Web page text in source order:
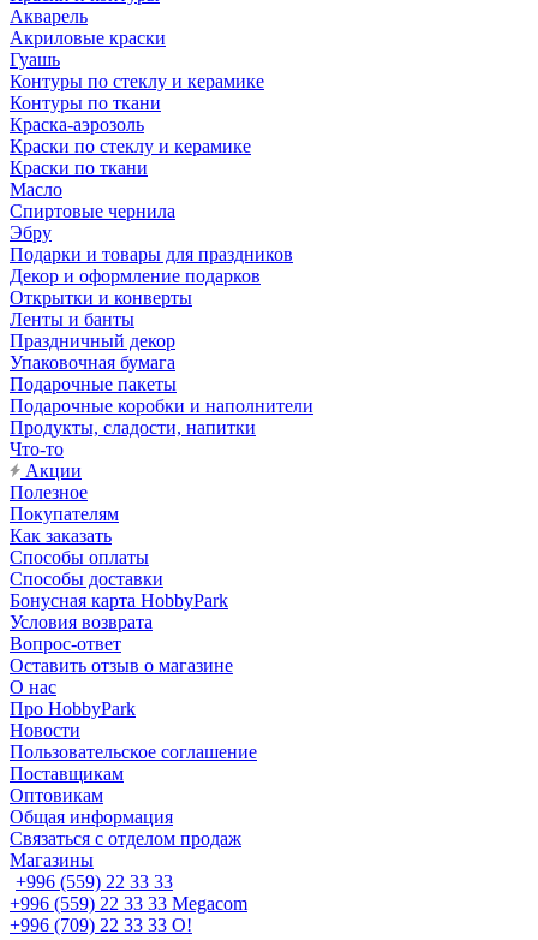
Акварель
Акриловые краски
Гуашь
Контуры по стеклу и керамике
Контуры по ткани
Краска-аэрозоль
Краски по стеклу и керамике
Краски по ткани
Масло
Спиртовые чернила
Эбру
Подарки и товары для праздников
Декор и оформление подарков
Открытки и конверты
Ленты и банты
Праздничный декор
Упаковочная бумага
Подарочные пакеты
Подарочные коробки и наполнители
Продукты, сладости, напитки
Что-то
Акции
Полезное
Покупателям
Как заказать
Способы оплаты
Способы доставки
Бонусная карта HobbyPark
Условия возврата
Вопрос-ответ
Оставить отзыв о магазине
О нас
Про HobbyPark
Новости
Пользовательское соглашение
Поставщикам
Оптовикам
Общая информация
Связаться с отделом продаж
Магазины
+996 (559) 22 33 33
+996 (559) 22 33 33 Megacom
+996 (709) 22 33 33 O!